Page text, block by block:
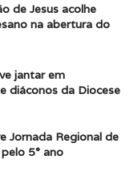
de Jesus acolhe
na abertura do
jantar em
diáconos da Diocese
Jornada Regional de
5° ano